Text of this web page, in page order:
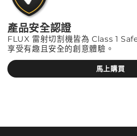
產品安全認證
FLUX 雷射切割機皆為 Class 1
享受有趣且安全的創意體驗。
馬上購買